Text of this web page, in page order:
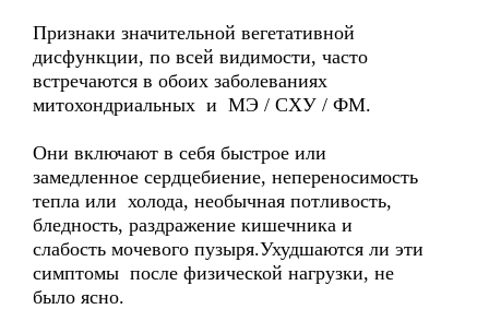
Признаки значительной вегетативной
дисфункции, по всей видимости, часто
встречаются в обоих заболеваниях
митохондриальных и MЭ / CХУ / ФM.
Они включают в себя быстрое или
замедленное сердцебиение, непереносимость
тепла или холода, необычная потливость,
бледность, раздражение кишечника и
слабость мочевого пузыря.Ухудшаются ли эти
симптомы после физической нагрузки, не
было ясно.